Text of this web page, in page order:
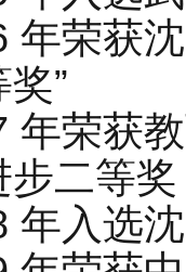
年荣获
奖”
年荣获
步二等奖
年入选